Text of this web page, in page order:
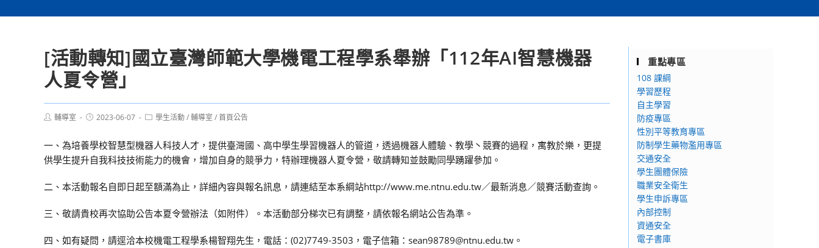
[活動轉知]國立臺灣師範大學機電工程學系舉辦「112年AI智慧機器
人夏令營」
Post輔導室
Post2023-06-07
Post學生活動/輔導室 /首頁公告
一、為培養學校智慧型機器人科技人才，提供臺灣國、高中學生學習機器人的管道，透過機器人體驗、教學丶競賽的過程，寓教於樂，更提
供學生提升自我科技技術能力的機會，增加自身的競爭力，特辦理機器人夏令營，敬請轉知並鼓勵同學踴躍參加。
二、本活動報名自即日起至額滿為止，詳細內容與報名訊息，請連結至本系綱站http://www.me.ntnu.edu.tw／最新消息／競賽活動查詢。
三、敬請貴校再次協助公告本夏令營辦法（如附件）。本活動部分梯次已有調整，請依報名網站公告為準。
四、如有疑問，請逕洽本校機電工程學系楊智翔先生，電話：(02)7749-3503，電子信箱：sean98789@ntnu.edu.tw。
重點專區
108 課綱
學習歷程
自主學習
防疫專區
性別平等教育專區
防制學生藥物濫用專區
交通安全
學生團體保險
職業安全衛生
學生申訴專區
內部控制
資通安全
電子書庫